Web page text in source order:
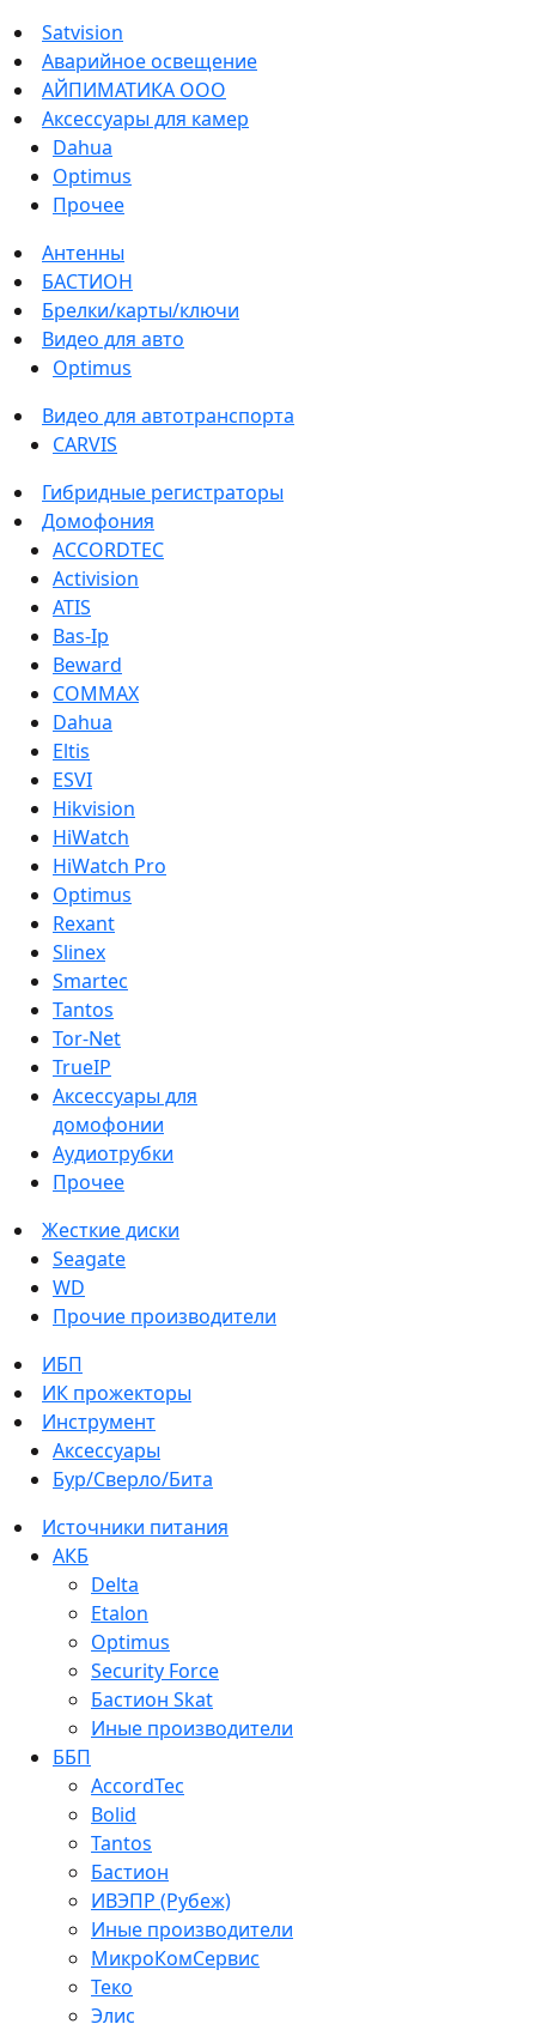
Satvision
Аварийное освещение
АЙПИМАТИКА ООО
Аксессуары для камер
Dahua
Optimus
Прочее
Антенны
БАСТИОН
Брелки/карты/ключи
Видео для авто
Optimus
Видео для автотранспорта
CARVIS
Гибридные регистраторы
Домофония
ACCORDTEC
Activision
ATIS
Bas-Ip
Beward
COMMAX
Dahua
Eltis
ESVI
Hikvision
HiWatch
HiWatch Pro
Optimus
Rexant
Slinex
Smartec
Tantos
Tor-Net
TrueIP
Аксессуары для
домофонии
Аудиотрубки
Прочее
Жесткие диски
Seagate
WD
Прочие производители
ИБП
ИК прожекторы
Инструмент
Аксессуары
Бур/Сверло/Бита
Источники питания
АКБ
Delta
Etalon
Optimus
Security Force
Бастион Skat
Иные производители
ББП
AccordTec
Bolid
Tantos
Бастион
ИВЭПР (Рубеж)
Иные производители
МикроКомСервис
Теко
Элис